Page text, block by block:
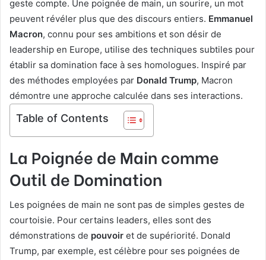
geste compte. Une poignée de main, un sourire, un mot
peuvent révéler plus que des discours entiers. Emmanuel
Macron, connu pour ses ambitions et son désir de
leadership en Europe, utilise des techniques subtiles pour
établir sa domination face à ses homologues. Inspiré par
des méthodes employées par Donald Trump, Macron
démontre une approche calculée dans ses interactions.
Table of Contents
La Poignée de Main comme
Outil de Domination
Les poignées de main ne sont pas de simples gestes de
courtoisie. Pour certains leaders, elles sont des
démonstrations de pouvoir et de supériorité. Donald
Trump, par exemple, est célèbre pour ses poignées de